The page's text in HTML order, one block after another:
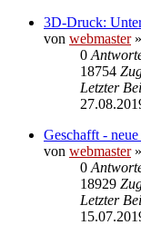
3D-Druck:
von webmaster»
0
18754
Letzter
Geschafft -
von webmaster»
0
18929
Letzter